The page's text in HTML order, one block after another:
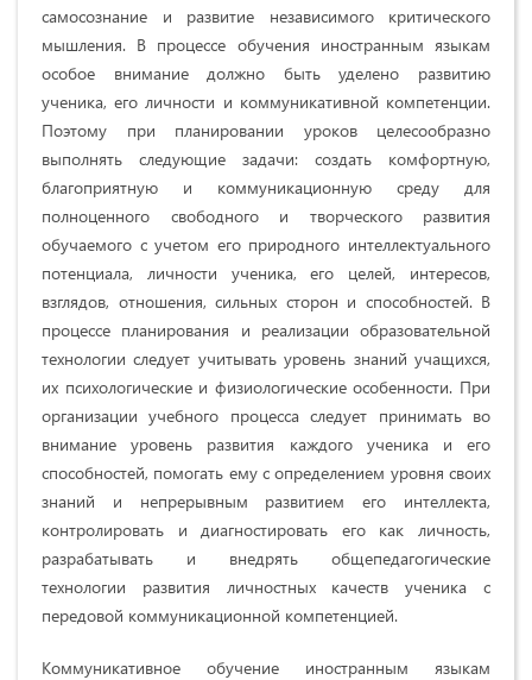
самосознание и развитие независимого критического
мышления. В процессе обучения иностранным языкам
особое внимание должно быть уделено развитию
ученика, его личности и коммуникативной компетенции.
Поэтому при планировании уроков целесообразно
выполнять следующие задачи: создать комфортную,
благоприятную и коммуникационную среду для
полноценного свободного и творческого развития
обучаемого с учетом его природного интеллектуального
потенциала, личности ученика, его целей, интересов,
взглядов, отношения, сильных сторон и способностей. В
процессе планирования и реализации образовательной
технологии следует учитывать уровень знаний учащихся,
их психологические и физиологические особенности. При
организации учебного процесса следует принимать во
внимание уровень развития каждого ученика и его
способностей, помогать ему с определением уровня своих
знаний и непрерывным развитием его интеллекта,
контролировать и диагностировать его как личность,
разрабатывать и внедрять общепедагогические
технологии развития личностных качеств ученика с
передовой коммуникационной компетенцией.
Коммуникативное обучение иностранным языкам